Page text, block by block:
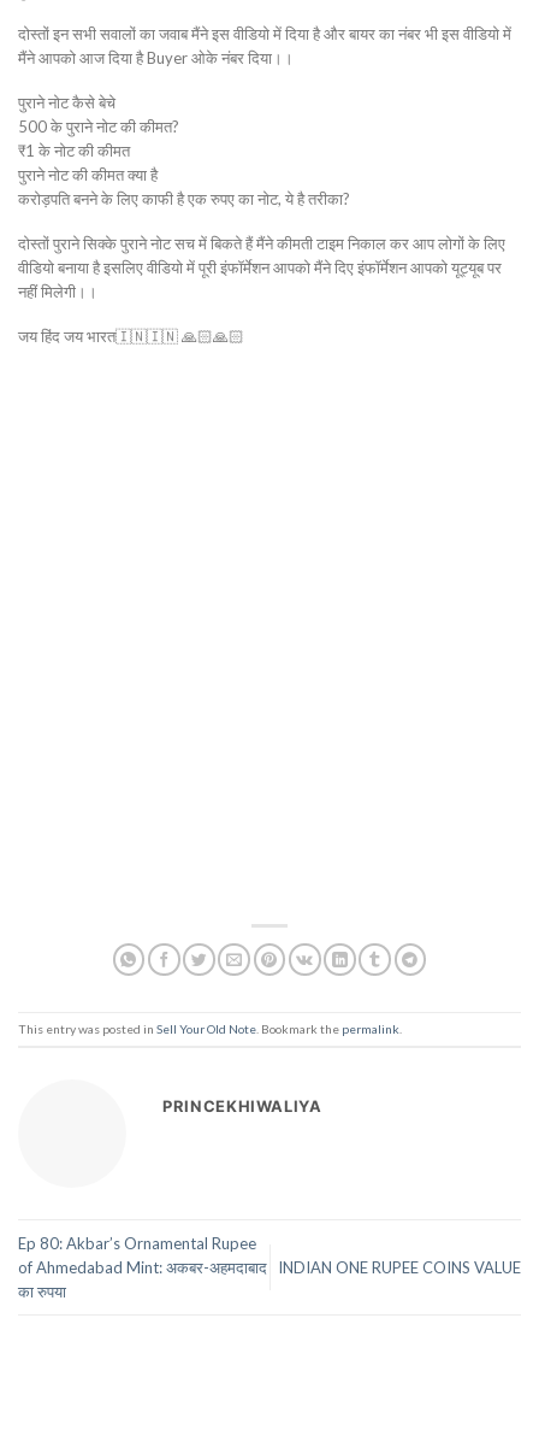
दोस्तों इन सभी सवालों का जवाब मैंने इस वीडियो में दिया है और बायर का नंबर भी इस वीडियो में
मैंने आपको आज दिया है Buyer ओके नंबर दिया।।
पुराने नोट कैसे बेचे
500 के पुराने नोट की कीमत?
₹1 के नोट की कीमत
पुराने नोट की कीमत क्या है
करोड़पति बनने के लिए काफी है एक रुपए का नोट, ये है तरीका?
दोस्तों पुराने सिक्के पुराने नोट सच में बिकते हैं मैंने कीमती टाइम निकाल कर आप लोगों के लिए
वीडियो बनाया है इसलिए वीडियो में पूरी इंफॉर्मेशन आपको मैंने दिए इंफॉर्मेशन आपको यूट्यूब पर
नहीं मिलेगी।।
जय हिंद जय भारत🇮🇳🇮🇳 🙏🏻🙏🏻
This entry was posted in Sell Your Old Note . Bookmark the permalink
PRINCEKHIWALIYA
Ep 80: Akbar’s Ornamental Rupee
of Ahmedabad Mint: अकबर-अहमदाबाद
का रुपया
INDIAN ONE RUPEE COINS VALUE